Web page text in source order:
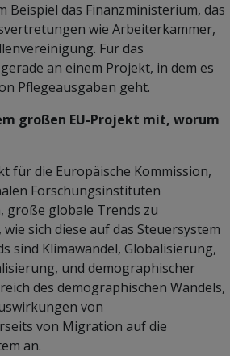
das Finanzministerium, das
wie Arbeiterkammer,
Für das
an einem Projekt, in dem es
Pflegeausgaben geht.
großen EU-Projekt mit, worum
für die Europäische Kommission,
Forschungsinstituten
große globale Trends zu
sich diese auf das Steuersystem
sind Klimawandel, Globalisierung,
und demographischer
des demographischen Wandels,
von
von Migration auf die
an.